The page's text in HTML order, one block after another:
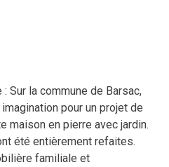
Sur la commune de Barsac,
pour un projet de
maison en pierre avec jardin.
été entièrement refaites.
familiale et